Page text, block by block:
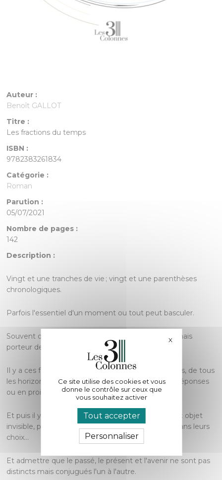
Auteur :
Benoît GALLOT
Titre :
Les fractions du temps
ISBN :
9782383261834
Catégorie :
Roman
Parution :
05/07/2021
Nombre de pages :
142
Description :
Vingt et une tranches de vie ; vingt et une parenthèses
chronologiques.
Parfois l'essentiel d'un moment ou tout peut basculer.
Souvent quelque chose de trivial à première vue mais
porteur de sens...
Il y a ces femmes et ces hommes, de tous les âges, de tous
les horizons, sensibles, comblés, en recherche de réponses
ou en proie à des interrogations...
Et puis il y a avant tout leur rapport au temps, à cet objet
invisible, présent et absent à la fois, déterminant dans leurs
choix...
Et admettre que le passé, le présent et l'avenir ne sont pas
distincts mais conjugués l'un à l'autre.
Ce site utilise des cookies et vous
donne le contrôle sur ceux que
vous souhaitez activer
Tout accepter
Personnaliser
XMasquer le